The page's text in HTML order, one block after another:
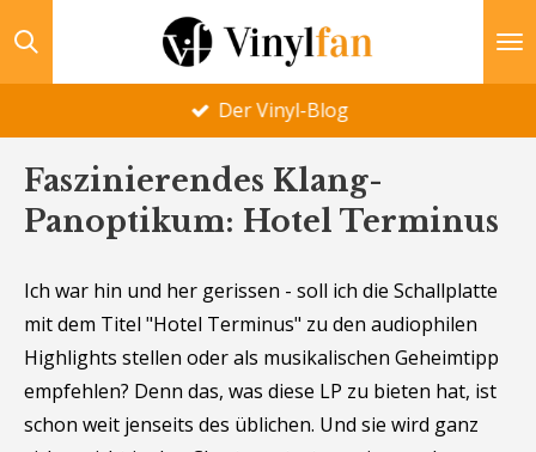
Zum
Hauptinhalt
Der Vinyl-Blog
Faszinierendes Klang-
Panoptikum: Hotel Terminus
Ich war hin und her gerissen - soll ich die Schallplatte
mit dem Titel "Hotel Terminus" zu den audiophilen
Highlights stellen oder als musikalischen Geheimtipp
empfehlen? Denn das, was diese LP zu bieten hat, ist
schon weit jenseits des üblichen. Und sie wird ganz